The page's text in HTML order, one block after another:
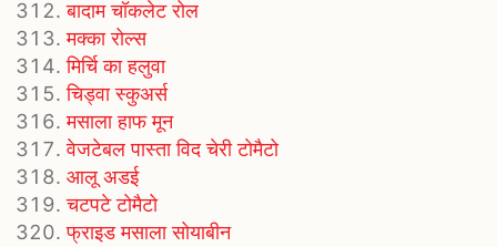
बादाम चॉकलेट रोल
मक्का रोल्स
मिर्चि का हलुवा
चिड्वा स्कुअर्स
मसाला हाफ मून
वेजटेबल पास्ता विद चेरी टोमैटो
आलू अडई
चटपटे टोमैटो
फ्राइड मसाला सोयाबीन